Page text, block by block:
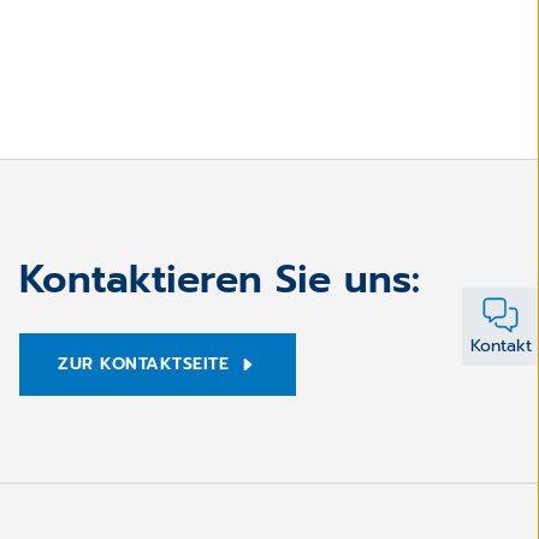
Kontakt
Kontaktieren Sie uns:
ZUR KONTAKTSEITE